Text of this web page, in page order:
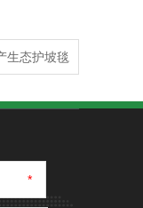
生态护坡毯
*